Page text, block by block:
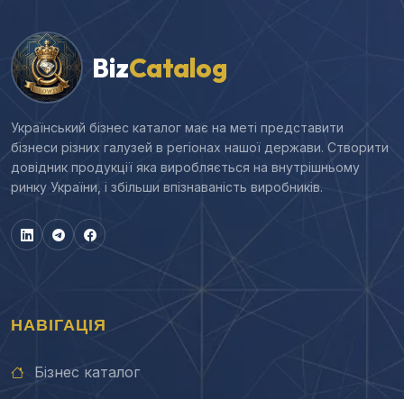
BizCatalog
Український бізнес каталог має на меті представити
бізнеси різних галузей в регіонах нашої держави. Створити
довідник продукції яка виробляється на внутрішньому
ринку України, і збільши впізнаваність виробників.
НАВІГАЦІЯ
Бізнес каталог